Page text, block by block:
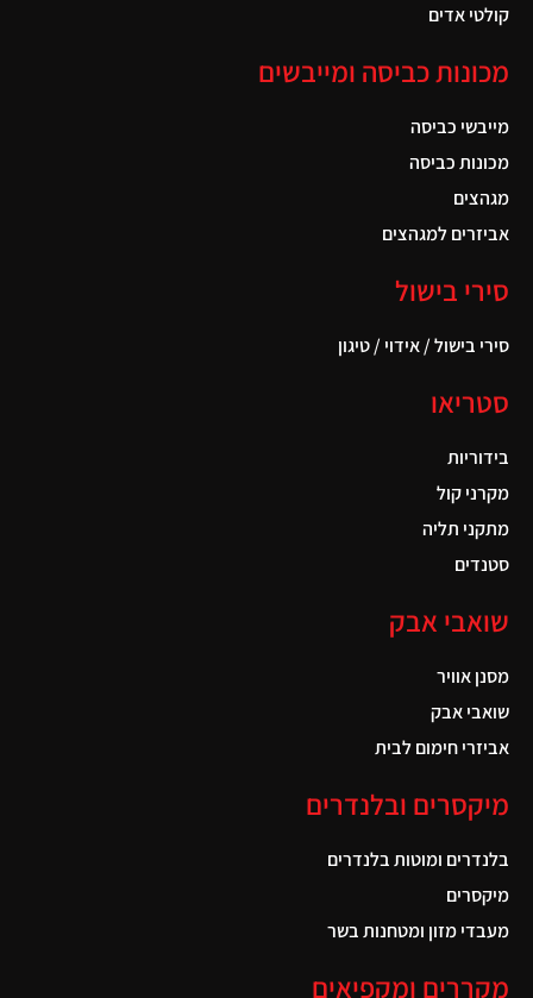
קולטי אדים
מכונות כביסה ומייבשים
מייבשי כביסה
מכונות כביסה
מגהצים
אביזרים למגהצים
סירי בישול
סירי בישול / אידוי / טיגון
סטריאו
בידוריות
מקרני קול
מתקני תליה
סטנדים
שואבי אבק
מסנן אוויר
שואבי אבק
אביזרי חימום לבית
מיקסרים ובלנדרים
בלנדרים ומוטות בלנדרים
מיקסרים
מעבדי מזון ומטחנות בשר
מקררים ומקפיאים